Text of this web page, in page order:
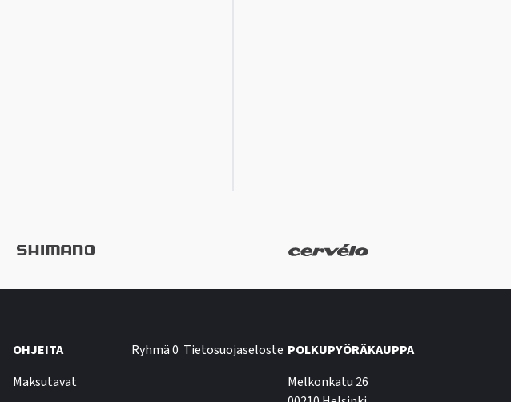
OHJEITA
Maksutavat
Ryhmä 0 Tietosuojaseloste POLKUPYÖRÄKAUPPA
Melkonkatu 26